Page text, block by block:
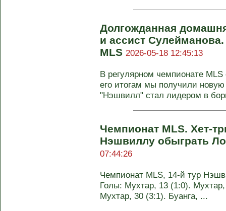
Долгожданная
и ассист
MLS 2026-05-18 12:45:13
В регулярном чемпионате
его итогам мы получили
"Нэшвилл" стал лидером в
Чемпионат MLS. Хет-
Нэшвиллу обыграть
07:44:26
Чемпионат MLS, 14-й тур
Голы: Мухтар, 13 (1:0).
Мухтар, 30 (3:1). Буанга, ...